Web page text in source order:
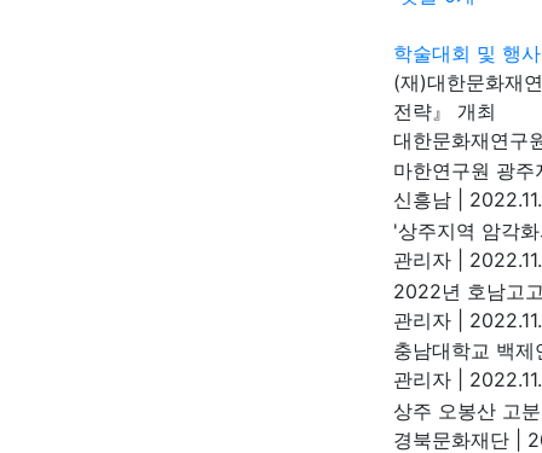
학술대회 및 행사
(재)대한문화재
전략』 개최
대한문화재연구
마한연구원 광주
신흥남
'상주지역 암각
관리자
2022년 호남고
관리자
충남대학교 백
관리자
상주 오봉산 고
경북문화재단